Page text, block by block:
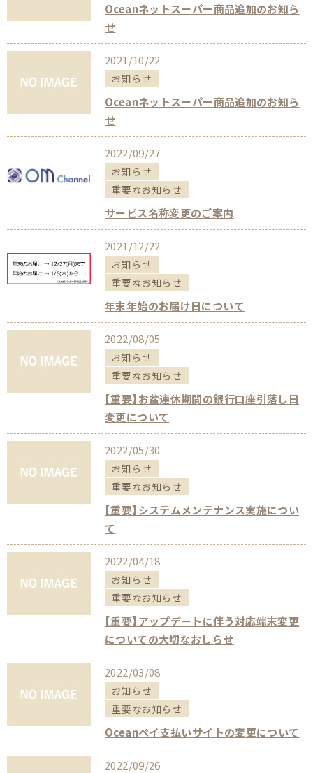
Oceanネットスーパー商品追加のお知ら
せ
2021/10/22
お知らせ
Oceanネットスーパー商品追加のお知ら
せ
2022/09/27
お知らせ
重要なお知らせ
サービス名称変更のご案内
2021/12/22
お知らせ
重要なお知らせ
年末年始のお届け日について
2022/08/05
お知らせ
重要なお知らせ
【重要】お盆連休期間の銀行口座引落し日
変更について
2022/05/30
お知らせ
重要なお知らせ
【重要】システムメンテナンス実施につい
て
2022/04/18
お知らせ
重要なお知らせ
【重要】アップデートに伴う対応端末変更
についての大切なおしらせ
2022/03/08
お知らせ
重要なお知らせ
Oceanペイ支払いサイトの変更について
2022/09/26